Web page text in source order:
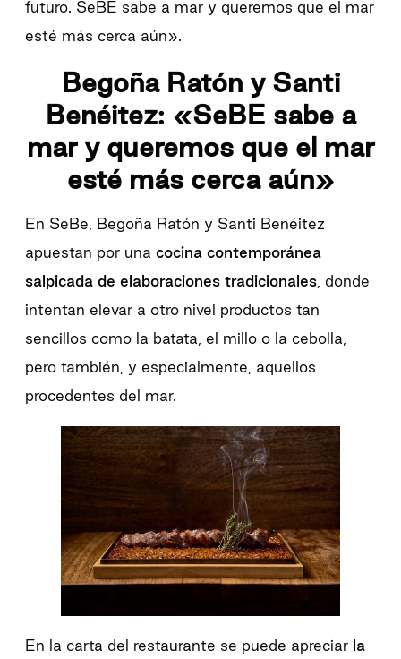
futuro. SeBE sabe a mar y queremos que el mar
esté más cerca aún».
Begoña Ratón y Santi
Benéitez: «SeBE sabe a
mar y queremos que el mar
esté más cerca aún»
En SeBe, Begoña Ratón y Santi Benéitez
apuestan por una cocina contemporánea
salpicada de elaboraciones tradicionales, donde
intentan elevar a otro nivel productos tan
sencillos como la batata, el millo o la cebolla,
pero también, y especialmente, aquellos
procedentes del mar.
En la carta del restaurante se puede apreciarla